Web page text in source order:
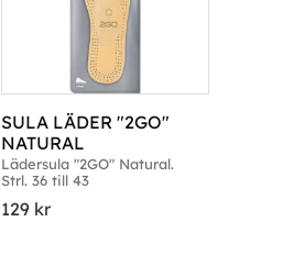
SULA LÄDER "2GO"
NATURAL
Lädersula "2GO" Natural.
Strl. 36 till 43
129 kr